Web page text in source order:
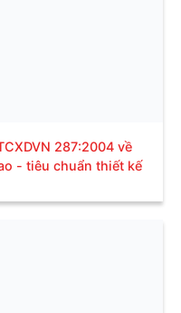
287:2004 về
- tiêu chuẩn thiết kế